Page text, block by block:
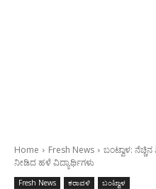
Home Fresh News
ಬಂಟ್ವಾಳ:
ನೀಡಿದ ಹಳೆ ವಿದ್ಯಾರ್ಥಿಗಳು
Fresh News ಕರಾವಳಿ ಬಂಟ್ವಾಳ